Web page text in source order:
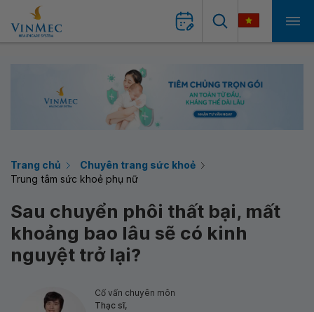
Trang chủ
Chuyên trang sức khoẻ
Trung tâm sức khoẻ phụ nữ
Sau chuyển phôi thất bại, mất
khoảng bao lâu sẽ có kinh
nguyệt trở lại?
Cố vấn chuyên môn
Thạc sĩ,